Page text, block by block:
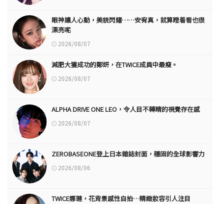
眼神讓人心動，美貌閃耀……安宥真，就算瞪着看也很
漂亮呢
2026/08/07
減肥大獲成功的鄭妍，在TWICE成員中最瘦。
2026/08/07
ALPHA DRIVE ONE LEO，令人目不轉睛的視覺存在感
2026/08/07
ZEROBASEONE登上日本雜誌封面，穩固的全球影響力
2026/08/06
TWICE娜璉，花背景感性自拍…精緻妝容引人注目